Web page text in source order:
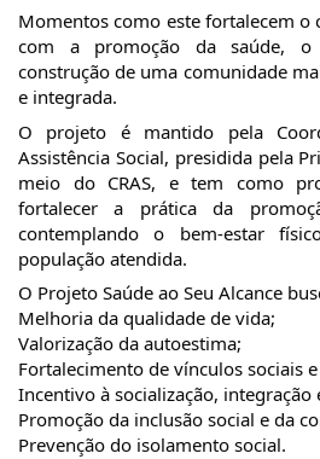
Momentos como este fortalecem
com a promoção da saúde,
construção de uma comunidade
e integrada.
O projeto é mantido pela
Assistência Social, presidida pela
meio do CRAS, e tem como
fortalecer a prática da
contemplando o bem-estar
população atendida.
O Projeto Saúde ao Seu Alcance
Melhoria da qualidade de vida;
Valorização da autoestima;
Fortalecimento de vínculos sociais
Incentivo à socialização, integração
Promoção da inclusão social e da
Prevenção do isolamento social.